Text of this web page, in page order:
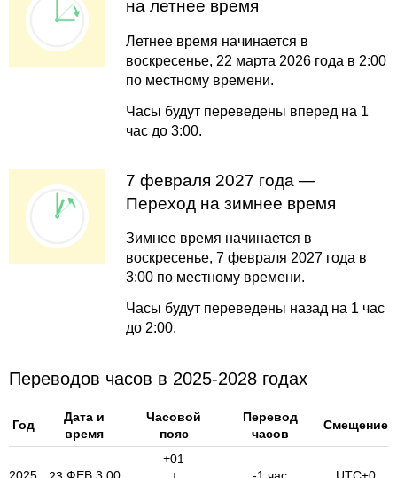
на летнее время
Летнее время начинается в
воскресенье, 22 марта 2026 года в 2:00
по местному времени.
Часы будут переведены вперед на 1
час до 3:00.
7 февраля 2027 года —
Переход на зимнее время
Зимнее время начинается в
воскресенье, 7 февраля 2027 года в
3:00 по местному времени.
Часы будут переведены назад на 1 час
до 2:00.
Переводов часов в 2025-2028 годах
Год
Дата и
время
Часовой
пояс
Перевод
часов
Смещение
2025 ФЕВ 3:00
+01
↓
-1 час UTC±0